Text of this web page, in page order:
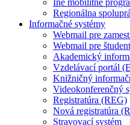
Iné mobilitné
Regionálna
Informačné systémy
Webmail pre
Webmail pre
Akademický
Vzdelávací portál
Knižničný
Videokonferenčný
Registratúra (REG)
Nová registratúra
Stravovací systém